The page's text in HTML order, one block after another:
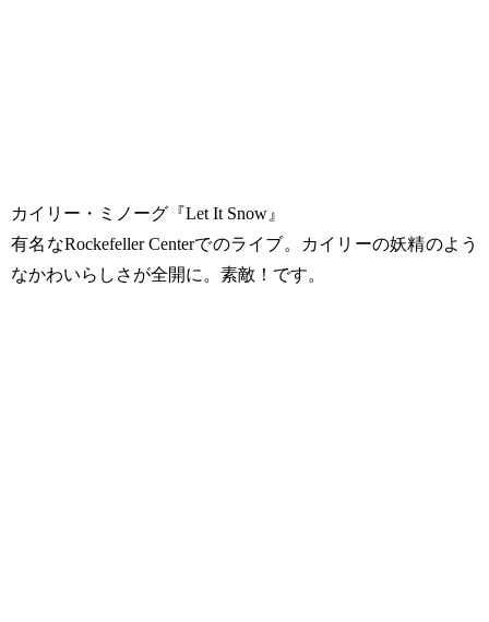
カイリー・ミノーグ『‪Let It Snow‬』
有名な‪Rockefeller Center‬でのライブ。カイリーの妖精のよう
なかわいらしさが全開に。素敵！です。